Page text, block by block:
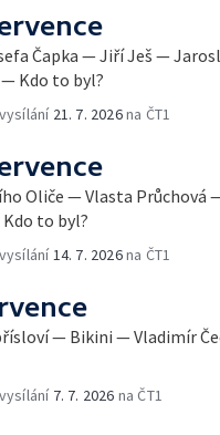
Čapka — Jiří Ješ —
Kdo to byl?
21. 7. 2026na ČT1
Oliče — Vlasta Průchová
to byl?
14. 7. 2026na ČT1
— Bikini — Vladimír
7. 7. 2026 na ČT1